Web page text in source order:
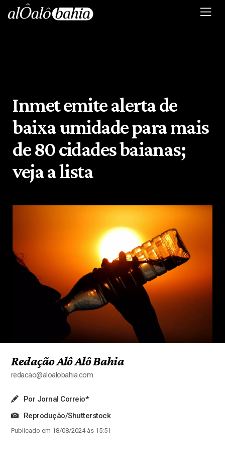
Inmet emite alerta de
baixa umidade para mais
de 80 cidades baianas;
veja a lista
Redação Alô Alô Bahia
redacao@aloalobahia.com
Por Jornal Correio*
Reprodução/Shutterstock
Publicado em 18/08/2024 às 15:51